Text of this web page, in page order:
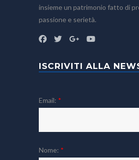
insieme un patrimonio fatto di
passione e serietà.
ISCRIVITI ALLA
Email: *
Nome: *